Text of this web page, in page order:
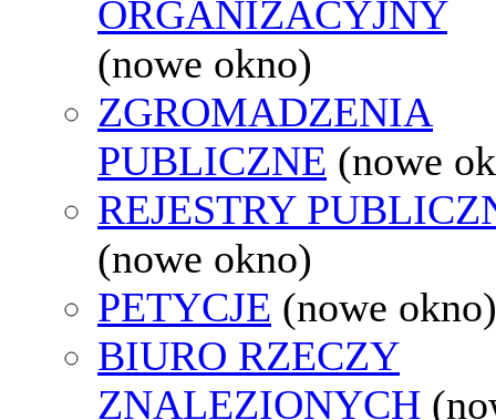
ORGANIZACYJNY
(nowe okno)
ZGROMADZENIA
PUBLICZNE (nowe
REJESTRY
(nowe okno)
PETYCJE (nowe okno)
BIURO RZECZY
ZNALEZIONYCH